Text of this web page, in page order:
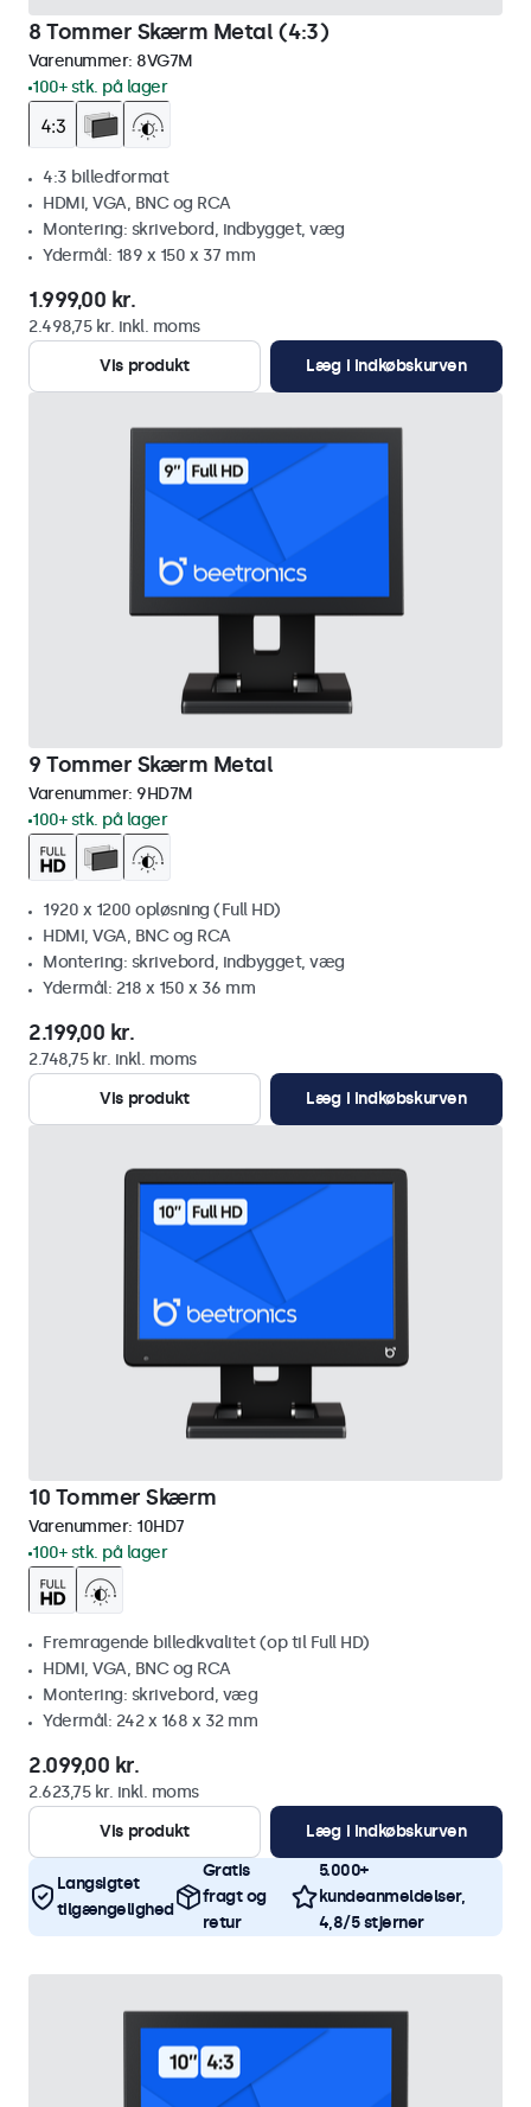
8 Tommer Skærm Metal (4:3)
Varenummer: 8VG7M
100+ stk. på lager
4:3 billedformat
HDMI, VGA, BNC og RCA
Montering: skrivebord, indbygget, væg
Ydermål: 189 x 150 x 37 mm
1.999,00 kr.
2.498,75 kr. inkl. moms
Vis produkt
Læg i indkøbskurven
9 Tommer Skærm Metal
Varenummer: 9HD7M
100+ stk. på lager
1920 x 1200 opløsning (Full HD)
HDMI, VGA, BNC og RCA
Montering: skrivebord, indbygget, væg
Ydermål: 218 x 150 x 36 mm
2.199,00 kr.
2.748,75 kr. inkl. moms
Vis produkt
Læg i indkøbskurven
10 Tommer Skærm
Varenummer: 10HD7
100+ stk. på lager
Fremragende billedkvalitet (op til Full HD)
HDMI, VGA, BNC og RCA
Montering: skrivebord, væg
Ydermål: 242 x 168 x 32 mm
2.099,00 kr.
2.623,75 kr. inkl. moms
Vis produkt
Læg i indkøbskurven
Langsigtet
tilgængelighed
Gratis
fragt og
retur
5.000+
kundeanmeldelser,
4,8/5 stjerner